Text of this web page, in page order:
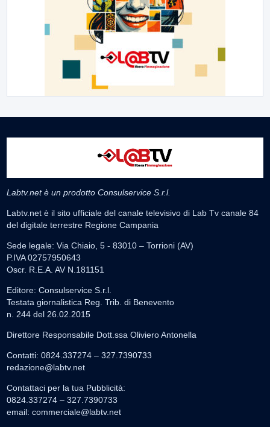
Labtv.net è un prodotto Consulservice S.r.l.
Labtv.net è il sito ufficiale del canale televisivo di Lab Tv canale 84
del digitale terrestre Regione Campania
Sede legale: Via Chiaio, 5 - 83010 – Torrioni (AV)
P.IVA 02757950643
Oscr. R.E.A. AV N.181151
Editore: Consulservice S.r.l.
Testata giornalistica Reg. Trib. di Benevento
n. 244 del 26.02.2015
Direttore Responsabile Dott.ssa Oliviero Antonella
Contatti: 0824.337274 – 327.7390733
redazione@labtv.net
Contattaci per la tua Pubblicità:
0824.337274 – 327.7390733
email: commerciale@labtv.net